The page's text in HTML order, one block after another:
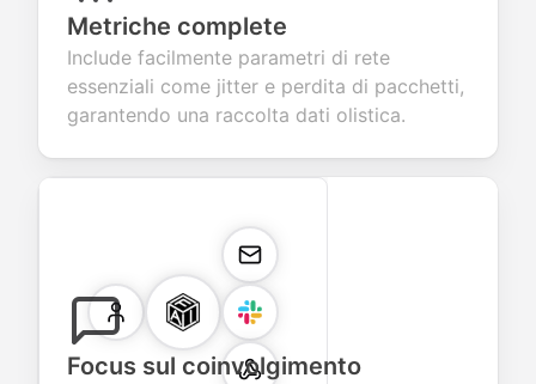
Metriche complete
Include facilmente parametri di rete
essenziali come jitter e perdita di pacchetti,
garantendo una raccolta dati olistica.
Focus sul coinvolgimento